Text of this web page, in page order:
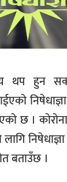
थप हुन
छ ।
बताउँछ ।